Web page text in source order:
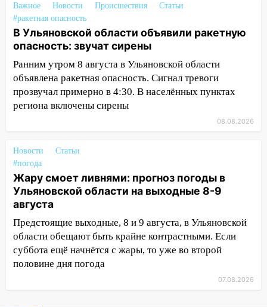
14:40
На проспекте Гая в Ульяновске
запретили остановку автомобилей на
50-метровом участке
14:22 В Новом городе 8 августа пройдет
большой фестиваль «Наше время» с
мотофристайлом и концертом
«Мураками»
Жару смоет ливнями: прогноз
выходные 8-9 августа
13:30
полицейские проведут акцию «Час
пассажира»
13:20 В Ульяновске за один день
обокрали женщину на пляже и
подростка в сквере
13:01 В Димитровграде мужчина
выбросил из машины страйкбольную
Важное Новости Происшествия
Статьи
#ракетная опасность
В Ульяновской области объявили ракетную
опасность: звучат сирены
Ранним утром 8 августа в Ульяновской области
объявлена ракетная опасность. Сигнал тревоги
прозвучал примерно в 4:30. В населённых пунктах
региона включены сирены
08.08.2026
Новости
Статьи
#погода
Жару смоет ливнями: прогноз погоды в
Ульяновской области на выходные 8-9
августа
Предстоящие выходные, 8 и 9 августа, в Ульяновской
области обещают быть крайне контрастными. Если
суббота ещё начнётся с жары, то уже во второй
половине дня погода
07.08.2026